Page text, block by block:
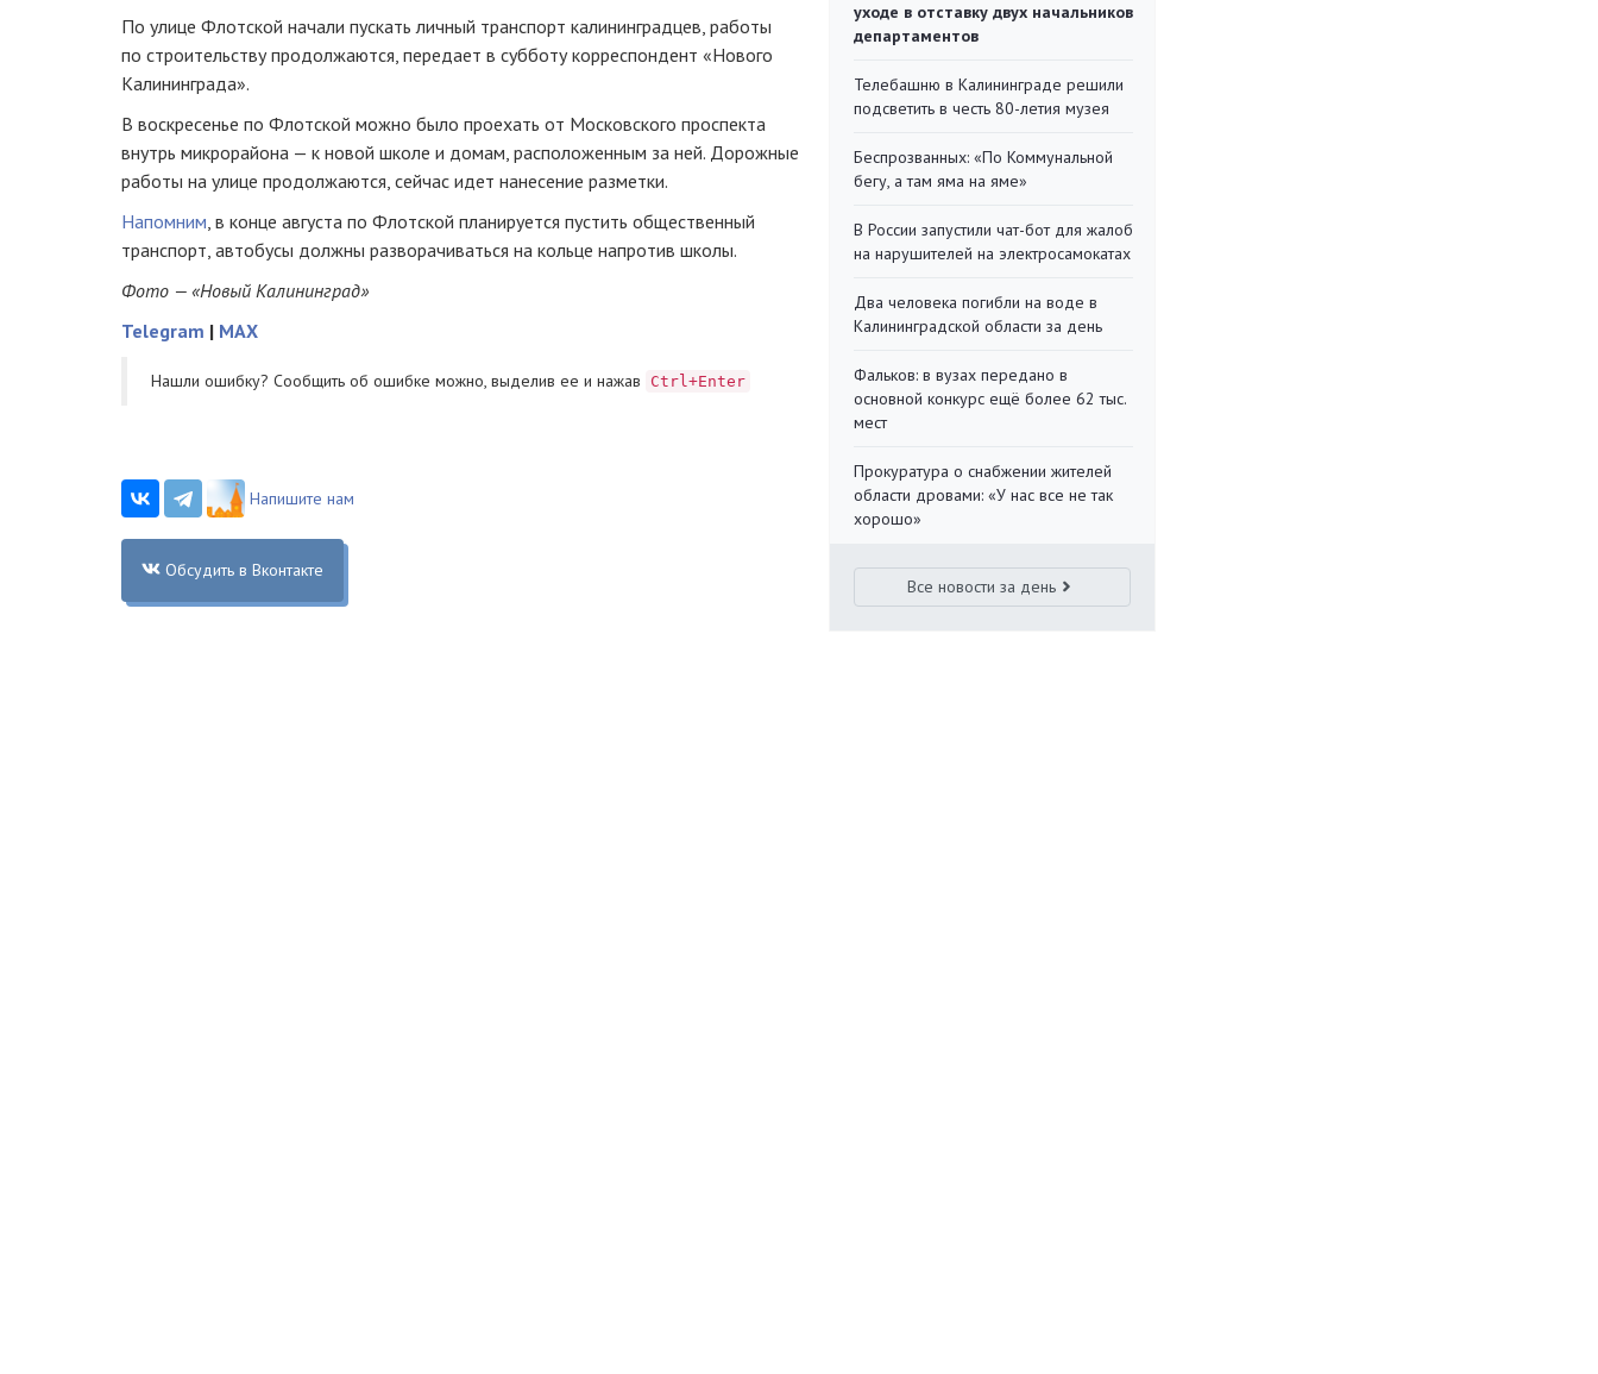
По улице Флотской начали пускать личный транспорт калининградцев, работы
по строительству продолжаются, передает в субботу корреспондент «Нового
Калининграда».
В воскресенье по Флотской можно было проехать от Московского проспекта
внутрь микрорайона — к новой школе и домам, расположенным за ней. Дорожные
работы на улице продолжаются, сейчас идет нанесение разметки.
Напомним , в конце августа по Флотской планируется пустить общественный
транспорт, автобусы должны разворачиваться на кольце напротив школы.
Фото — «Новый Калининград»
Telegram | MAX
Нашли ошибку? Cообщить об ошибке можно, выделив ее и нажав Ctrl+Enter
Напишите нам
Обсудить в Вконтакте
уходе в отставку двух начальников
департаментов
Телебашню в Калининграде решили
подсветить в честь 80-летия музея
Беспрозванных: «По Коммунальной
бегу, а там яма на яме»
В России запустили чат-бот для жалоб
на нарушителей на электросамокатах
Два человека погибли на воде в
Калининградской области за день
Фальков: в вузах передано в
основной конкурс ещё более 62 тыс.
мест
Прокуратура о снабжении жителей
области дровами: «У нас все не так
хорошо»
Все новости за день